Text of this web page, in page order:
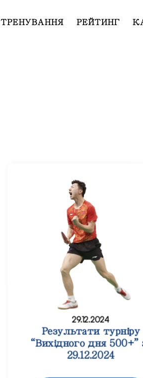
ТРЕНУВАННЯ РЕЙТИНГ
29.12.2024
Результати турніру
“Вихідного дня 500+”
29.12.2024